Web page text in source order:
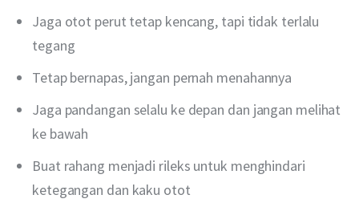
Jaga otot perut tetap kencang, tapi tidak terlalu
tegang
Tetap bernapas, jangan pernah menahannya
Jaga pandangan selalu ke depan dan jangan melihat
ke bawah
Buat rahang menjadi rileks untuk menghindari
ketegangan dan kaku otot